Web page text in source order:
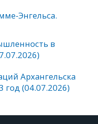
Энгельса.
в
Архангельска
год (04.07.2026)